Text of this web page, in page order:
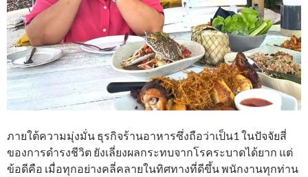
ภายใต้ความมุ่งมั่น ธุรกิจร้านอาหารซึ่งถือว่าเป็น1 ในปัจจัยสี่
ของการดำรงชีวิต ยังเลี่ยงผลกระทบจากโรคระบาดได้ยาก แต่
ข้อดีคือ เมื่อทุกอย่างคลี่คลายในทิศทางที่ดีขึ้น พนักงานทุกท่าน